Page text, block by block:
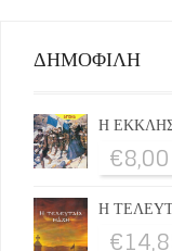
ΔΗΜΟΦΙΛΗ
Η
€8,00
Η
€